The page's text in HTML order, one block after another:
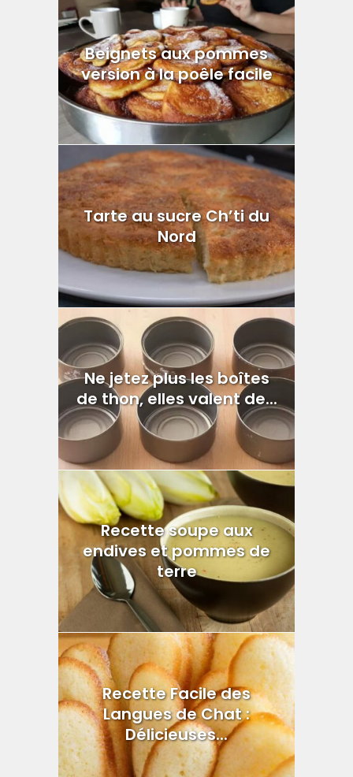
Beignets aux pommes
version à la poêle facile
Tarte au sucre Ch’ti du
Nord
Ne jetez plus les boîtes
de thon, elles valent de...
Recette soupe aux
endives et pommes de
terre
Recette Facile des
Langues de Chat :
Délicieuses...